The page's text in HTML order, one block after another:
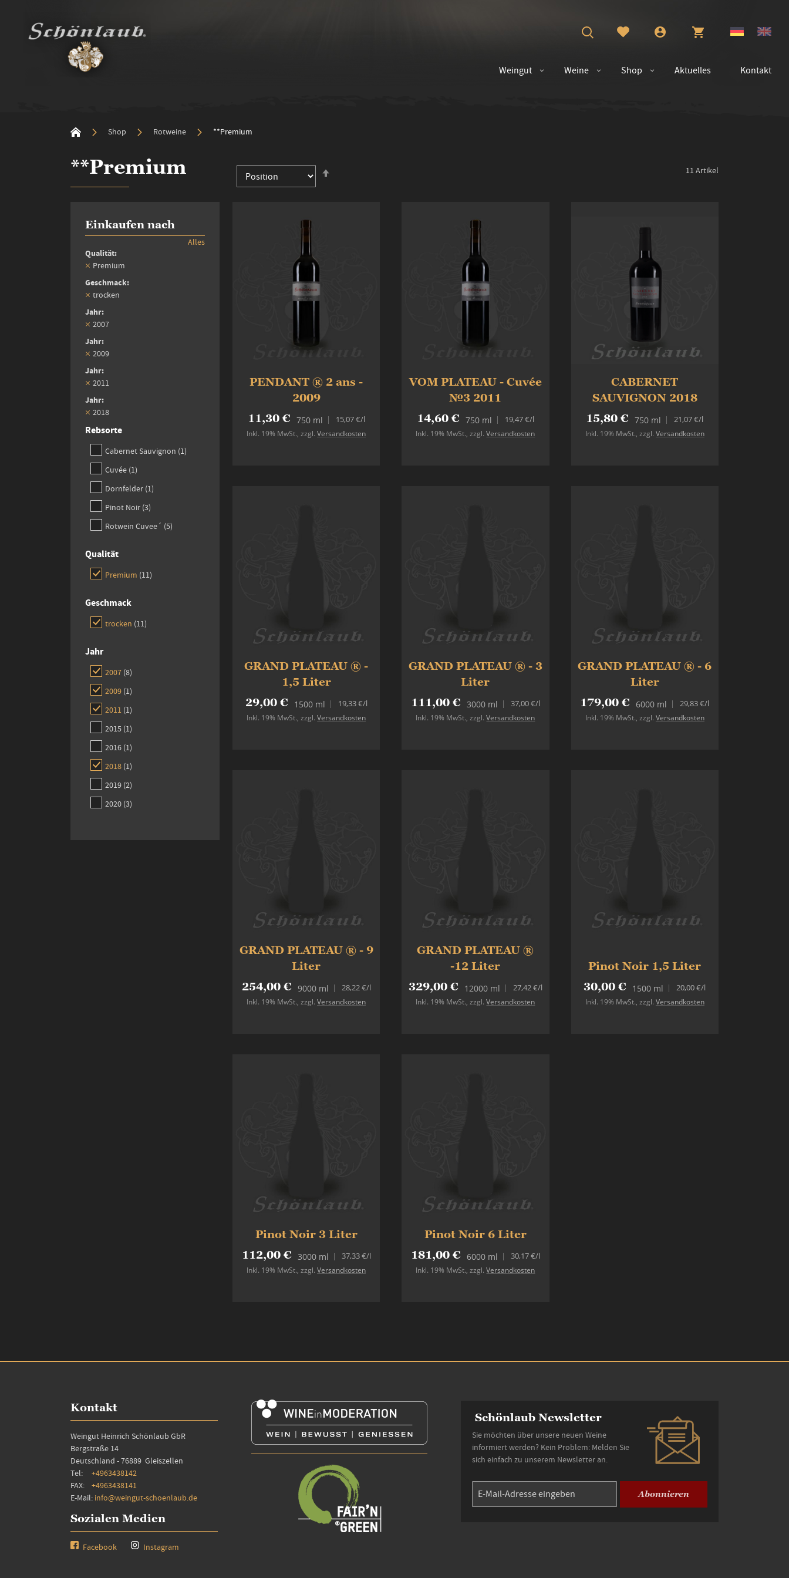
Weine Shop Aktuelles
Weingut Kontakt
Shop Rotweine **Premium
**Premium 11Artikel
PENDANT ® 2 ans -
2009
11,30 € 750 ml
Inkl. 19% MwSt.,zzgl.Versandkosten
15,07 €/l
VOM PLATEAU - Cuvée
№3 2011
14,60 € 750 ml
Inkl. 19% MwSt.,zzgl.Versandkosten
19,47 €/l
CABERNET
SAUVIGNON 2018
15,80 € 750 ml
Inkl. 19% MwSt., zzgl. Versandkosten
21,07 €/l
GRAND PLATEAU ® -
1,5 Liter
29,00 €
1500 ml
Inkl. 19% MwSt.,zzgl.Versandkosten
19,33 €/l
GRAND PLATEAU ® - 3
Liter
111,00 € 3000 ml
Inkl. 19% MwSt.,zzgl.Versandkosten
37,00 €/l
GRAND PLATEAU ® - 6
Liter
179,00 € 6000 ml
Inkl. 19% MwSt., zzgl. Versandkosten
29,83 €/l
GRAND PLATEAU ® - 9
Liter
254,00 € 9000 ml
Inkl. 19% MwSt.,zzgl.Versandkosten
28,22 €/l
GRAND PLATEAU ®
-12 Liter
329,00 € 12000 ml
Inkl. 19% MwSt.,zzgl.Versandkosten
27,42 €/l
Pinot Noir 1,5 Liter
30,00 € 1500 ml
Inkl. 19% MwSt., zzgl. Versandkosten
20,00 €/l
Pinot Noir 3 Liter
112,00 € 3000 ml
Inkl. 19% MwSt.,zzgl.Versandkosten
37,33 €/l
Pinot Noir 6 Liter
181,00 € 6000 ml
Inkl. 19% MwSt.,zzgl.Versandkosten
30,17 €/l
Einkaufen nach
Qualität
Premium
Geschmack
trocken
Jahr
2007
Jahr
2009
Jahr
2011
Jahr
2018
Alles
Rebsorte
Cabernet Sauvignon 1item
Cuvée 1item
Dornfelder 1item
Pinot Noir 3items
Rotwein Cuvee´ 5items
Qualität
Premium 11items
Geschmack
trocken 11items
Jahr
2007 8items
2009 1item
2011 1item
2015 1item
2016 1item
2018 1item
2019 2items
2020 3items
Kontakt
Weingut Heinrich Schönlaub GbR
Bergstraße 14
Deutschland - 76889 Gleiszellen
Tel: +4963438142
FAX: +4963438141
E-Mail: info@weingut-schoenlaub.de
Sozialen Medien
Facebook Instagram
Schönlaub Newsletter
Sie möchten über unsere neuen Weine
informiert werden? Kein Problem: Melden Sie
sich einfach zu unserem Newsletter an.
Abonnieren